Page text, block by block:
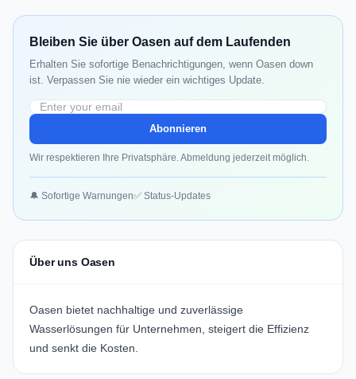
Bleiben Sie über Oasen auf dem Laufenden
Erhalten Sie sofortige Benachrichtigungen, wenn Oasen down
ist. Verpassen Sie nie wieder ein wichtiges Update.
Abonnieren
Wir respektieren Ihre Privatsphäre. Abmeldung jederzeit möglich.
🔔 Sofortige Warnungen✅ Status-Updates
Über uns Oasen
Oasen bietet nachhaltige und zuverlässige
Wasserlösungen für Unternehmen, steigert die Effizienz
und senkt die Kosten.